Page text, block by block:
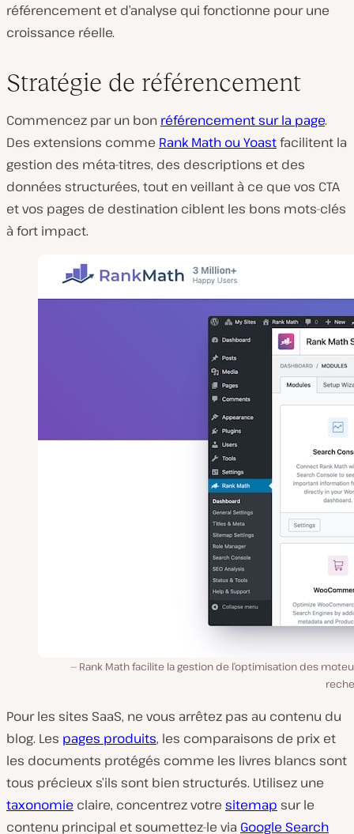
référencement et d’analyse qui fonctionne pour une
croissance réelle.
Stratégie de référencement
Commencez par un bon référencement sur la page.
Des extensions comme Rank Math ou Yoastfacilitent la
gestion des méta-titres, des descriptions et des
données structurées, tout en veillant à ce que vos CTA
et vos pages de destination ciblent les bons mots-clés
à fort impact.
Rank Math facilite la gestion de l’optimisation des
Pour les sites SaaS, ne vous arrêtez pas au contenu du
blog. Les pages produits, les comparaisons de prix et
les documents protégés comme les livres blancs sont
tous précieux s’ils sont bien structurés. Utilisez une
taxonomie claire, concentrez votre sitemap sur le
contenu principal et soumettez-le via Google Search